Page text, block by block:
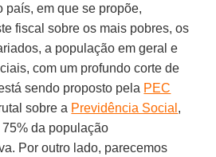
país, em que se propõe,
fiscal sobre os mais pobres, os
a população em geral e
com um profundo corte de
sendo proposto pela PEC
sobre a Previdência Social ,
da população
Por outro lado, parecemos